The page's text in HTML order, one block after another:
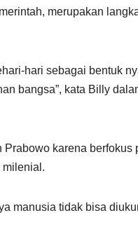
merupakan
hari sebagai bentuk
bangsa”, kata Billy
karena berfokus
milenial.
manusia tidak bisa